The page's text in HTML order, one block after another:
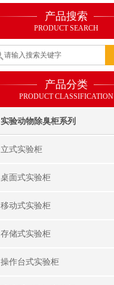
产品搜索
PRODUCT SEARCH
产品分类
PRODUCT CLASSIFICATION
实验动物除臭柜系列
立式实验柜
桌面式实验柜
移动式实验柜
存储式实验柜
操作台式实验柜